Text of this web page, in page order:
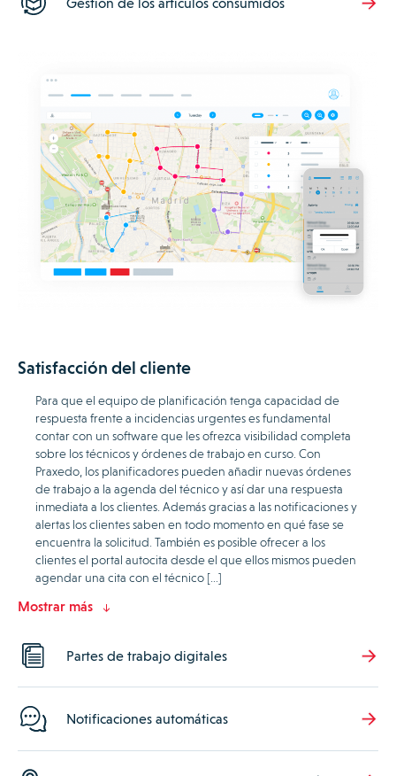
Satisfacción del cliente
Para que el equipo de planificación tenga capacidad de
respuesta frente a incidencias urgentes es fundamental
contar con un software que les ofrezca visibilidad completa
sobre los técnicos y órdenes de trabajo en curso. Con
Praxedo, los planificadores pueden añadir nuevas órdenes
de trabajo a la agenda del técnico y así dar una respuesta
inmediata a los clientes. Además gracias a las notificaciones y
alertas los clientes saben en todo momento en qué fase se
encuentra la solicitud. También es posible ofrecer a los
clientes el portal autocita desde el que ellos mismos pueden
agendar una cita con el técnico […]
Mostrar más
Partes de trabajo digitales
Notificaciones automáticas